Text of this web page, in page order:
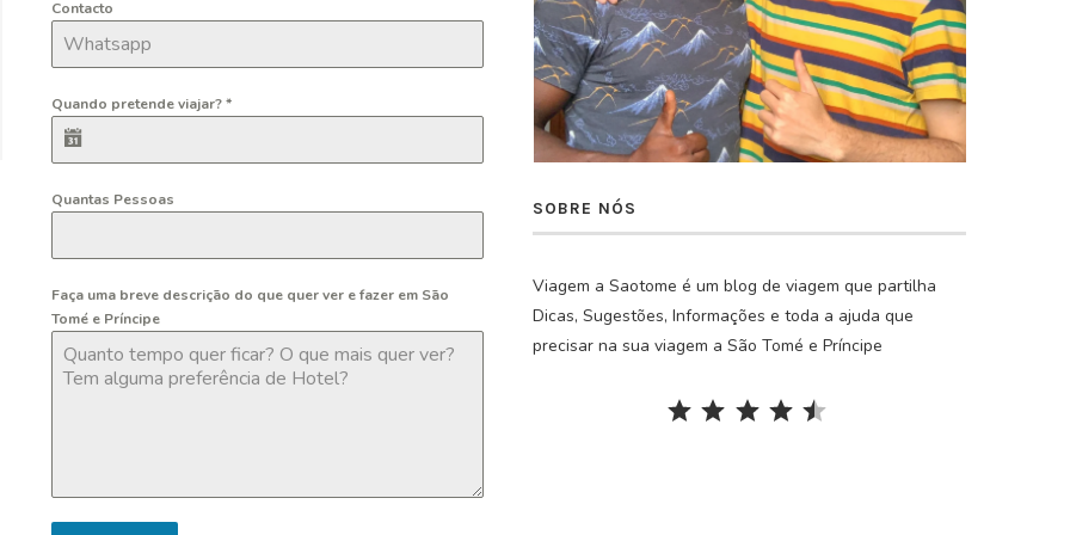
Contacto
Quando pretende viajar?*
Quantas Pessoas
Faça uma breve descrição do que quer ver e fazer em São
Tomé e Príncipe
SOBRE NÓS
Viagem a Saotome é um blog de viagem que partilha
Dicas, Sugestões, Informações e toda a ajuda que
precisar na sua viagem a São Tomé e Príncipe